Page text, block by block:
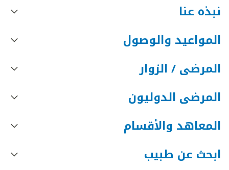
نبذه عنا
المواعيد والوصول
المرضى / الزوار
المرضى الدوليون
المعاهد والأقسام
ابحث عن طبيب